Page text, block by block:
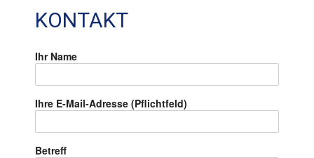
KONTAKT
Ihr Name
Ihre E-Mail-Adresse (Pflichtfeld)
Betreff